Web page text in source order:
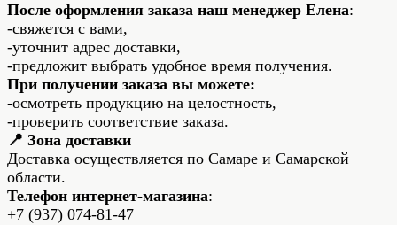
После оформления заказа наш менеджер Елена:
-свяжется с вами,
-уточнит адрес доставки,
-предложит выбрать удобное время получения.
При получении заказа вы можете:
-осмотреть продукцию на целостность,
-проверить соответствие заказа.
📍 Зона доставки
Доставка осуществляется по Самаре и Самарской
области.
Телефон интернет-магазина:
+7 (937) 074-81-47